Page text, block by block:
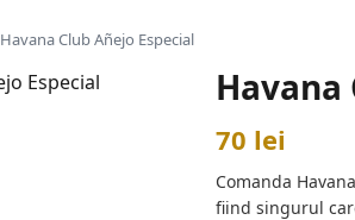
Havana Club Añejo Especial
Havana
70 lei
Comanda
fiind singurul